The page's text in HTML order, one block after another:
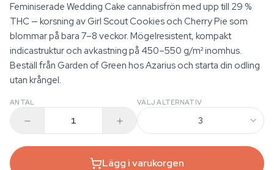
Feminiserade Wedding Cake cannabisfrön med upp till 29 %
THC — korsning av Girl Scout Cookies och Cherry Pie som
blommar på bara 7–8 veckor. Mögelresistent, kompakt
indicastruktur och avkastning på 450–550 g/m² inomhus.
Beställ från Garden of Green hos Azarius och starta din odling
utan krångel.
ANTAL VÄLJ ALTERNATIV
3
Lägg i varukorgen